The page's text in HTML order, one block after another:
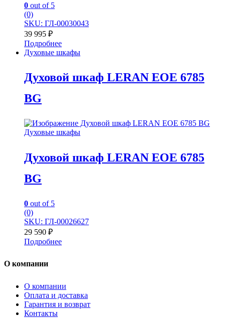
0 out of 5
(0)
SKU: ГЛ-00030043
39 995 ₽
Подробнее
Духовые шкафы
Духовой шкаф LERAN EOE 6785
BG
Духовые шкафы
Духовой шкаф LERAN EOE 6785
BG
0 out of 5
(0)
SKU: ГЛ-00026627
29 590 ₽
Подробнее
О компании
О компании
Оплата и доставка
Гарантия и возврат
Контакты